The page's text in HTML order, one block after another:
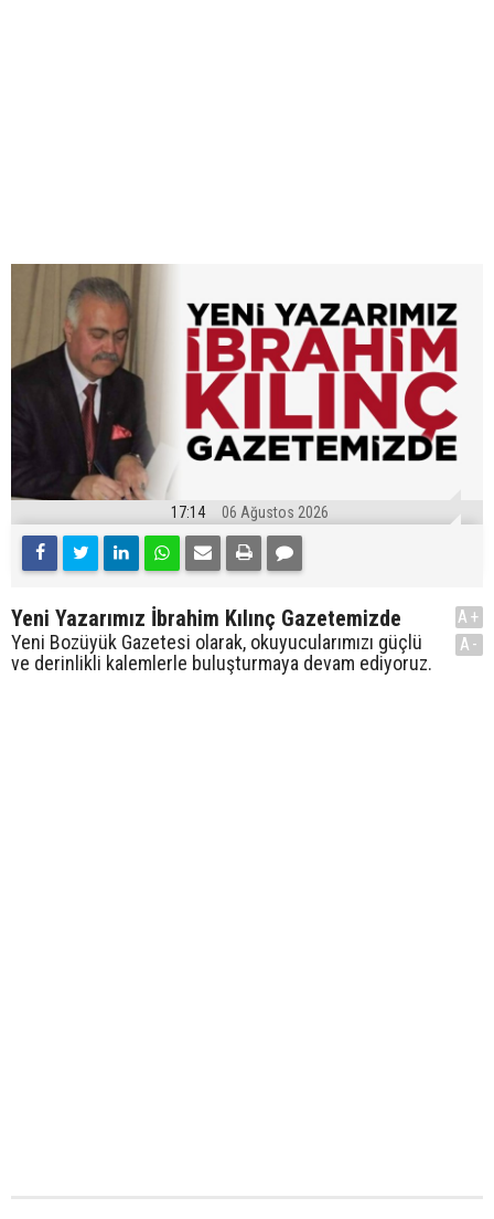
17:14 06 Ağustos 2026
Yeni Yazarımız İbrahim Kılınç Gazetemizde
Yeni Bozüyük Gazetesi olarak, okuyucularımızı güçlü
ve derinlikli kalemlerle buluşturmaya devam ediyoruz.
A+
A-